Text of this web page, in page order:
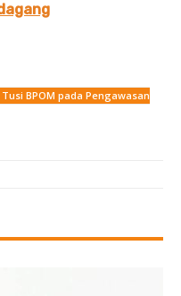
BPOM pada Pengawasan